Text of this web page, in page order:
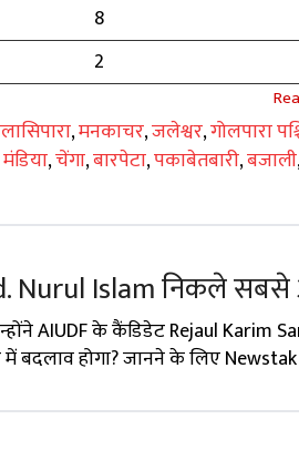
8
2
,मनकाचर,जलेश्वर,गोलपारा
मंडिया,चेंगा,बारपेटा,पकाबेतबारी,बजाली,
Nurul Islam निकले
AIUDF के कैंडिडेट Rejaul Karim
में बदलाव होगा? जानने के लिए